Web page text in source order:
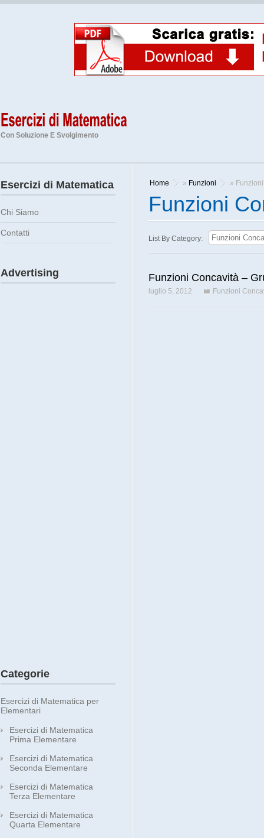
Con Soluzione E Svolgimento
Home » Funzioni »
Funzioni
List By Category:
Funzioni Concavità –
luglio 5, 2012 Funzioni
Esercizi di Matematica
Chi Siamo
Contatti
Advertising
Categorie
Esercizi di Matematica per
Elementari
Esercizi di Matematica
Prima Elementare
Esercizi di Matematica
Seconda Elementare
Esercizi di Matematica
Terza Elementare
Esercizi di Matematica
Quarta Elementare